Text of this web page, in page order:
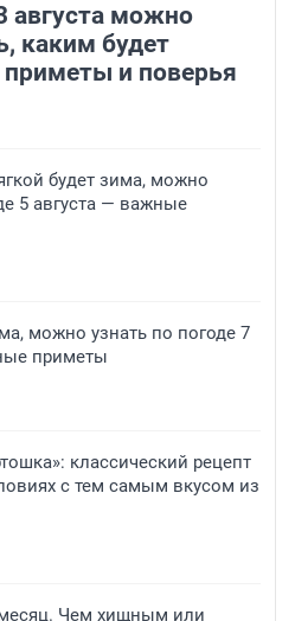
августа можно
каким будет
и поверья
будет зима, можно
5 августа — важные
можно узнать по погоде 7
приметы
классический рецепт
с тем самым вкусом из
Чем хищным или